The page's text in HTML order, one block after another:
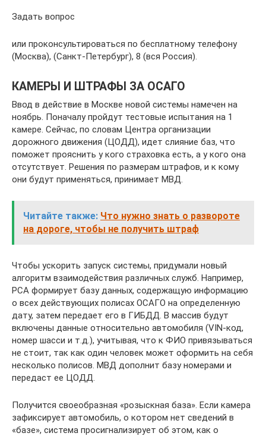
Задать вопрос
или проконсультироваться по бесплатному телефону
(Москва), (Санкт-Петербург), 8 (вся Россия).
КАМЕРЫ И ШТРАФЫ ЗА ОСАГО
Ввод в действие в Москве новой системы намечен на
ноябрь. Поначалу пройдут тестовые испытания на 1
камере. Сейчас, по словам Центра организации
дорожного движения (ЦОДД), идет слияние баз, что
поможет прояснить у кого страховка есть, а у кого она
отсутствует. Решения по размерам штрафов, и к кому
они будут применяться, принимает МВД.
Читайте также: Что нужно знать о развороте
на дороге, чтобы не получить штраф
Чтобы ускорить запуск системы, придумали новый
алгоритм взаимодействия различных служб. Например,
РСА формирует базу данных, содержащую информацию
о всех действующих полисах ОСАГО на определенную
дату, затем передает его в ГИБДД. В массив будут
включены данные относительно автомобиля (VIN-код,
номер шасси и т.д.), учитывая, что к ФИО привязываться
не стоит, так как один человек может оформить на себя
несколько полисов. МВД дополнит базу номерами и
передаст ее ЦОДД.
Получится своеобразная «розыскная база». Если камера
зафиксирует автомобиль, о котором нет сведений в
«базе», система просигнализирует об этом, как о